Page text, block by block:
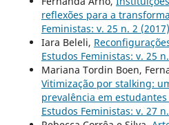
reflexões para a
Feministas: v. 25 n. 2 (2017)
Iara Beleli,
Estudos Feministas: v. 25
Mariana Tordin Boen,
Vitimização por stalking:
prevalência em
Estudos Feministas: v. 27